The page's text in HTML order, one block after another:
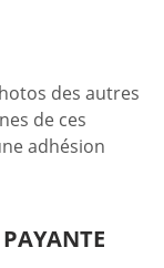
des autres
de ces
adhésion